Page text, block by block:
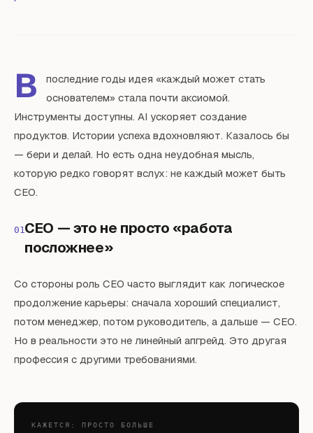
В
последние годы идея «каждый может стать
основателем» стала почти аксиомой.
Инструменты доступны. AI ускоряет создание
продуктов. Истории успеха вдохновляют. Казалось бы
— бери и делай. Но есть одна неудобная мысль,
которую редко говорят вслух: не каждый может быть
CEO.
01CEO — это не просто «работа
посложнее»
Со стороны роль CEO часто выглядит как логическое
продолжение карьеры: сначала хороший специалист,
потом менеджер, потом руководитель, а дальше — CEO.
Но в реальности это не линейный апгрейд. Это другая
профессия с другими требованиями.
КАЖЕТСЯ: ПРОСТО БОЛЬШЕ